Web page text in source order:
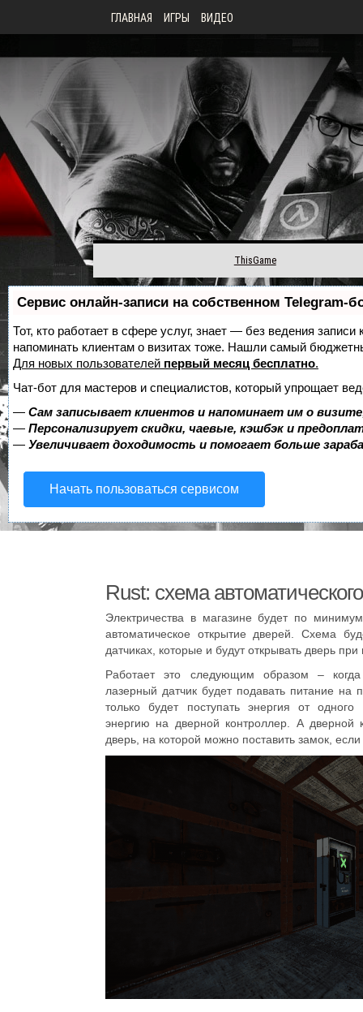
ГЛАВНАЯ ИГРЫ ВИДЕО
ThisGame
Сервис онлайн-записи на собственном Telegram-
Тот, кто работает в сфере услуг, знает — без ведения
напоминать клиентам о визитах тоже. Нашли самый
Для новых пользователей первый месяц бесплатно.
Чат-бот для мастеров и специалистов, который упрощает
— Сам записывает клиентов и напоминает им о
— Персонализирует скидки, чаевые, кэшбэк и
— Увеличивает доходимость и помогает больше
Начать пользоваться сервисом
Rust: схема
Электричества в магазине будет по
автоматическое открытие дверей. Схема
датчиках, которые и будут открывать дверь
Работает это следующим образом –
лазерный датчик будет подавать питание
только будет поступать энергия от
энергию на дверной контроллер. А дверной
дверь, на которой можно поставить замок,